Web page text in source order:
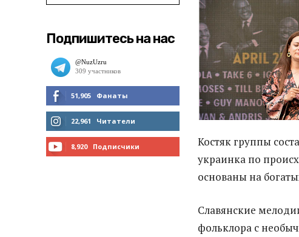
Подпишитесь на нас
51,905 Фанаты
МНЕ НРАВИТСЯ
22,961 Читатели
8,920 Подписчики
Костяк группы
украинка по
основаны на
Славянские
фольклора с